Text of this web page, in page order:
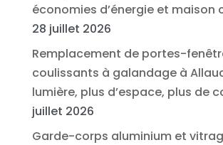
économies d’énergie et maison
28 juillet 2026
Remplacement de portes-
coulissants à galandage à
lumière, plus d’espace, plus de
juillet 2026
Garde-corps aluminium et